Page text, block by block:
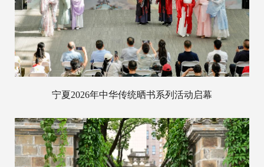
宁夏2026年中华传统晒书系列活动启幕